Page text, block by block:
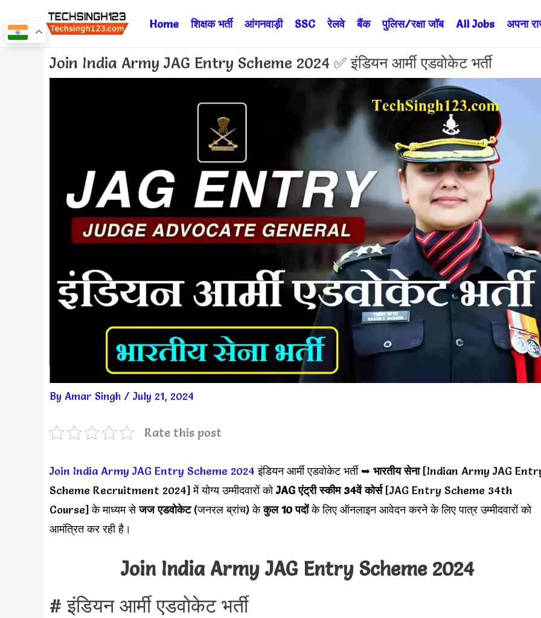
to
Home शिक्षक भर्ती आंगनवाड़ी SSC रेलवे बैंक पुलिस/रक्षा जॉब All Jobs अपना
Join India Army JAG Entry Scheme 2024 ✅ इंडियन आर्मी एडवोकेट भर्ती
By Amar Singh / July 21, 2024
Rate this post
Join India Army JAG Entry Scheme 2024 इंडियन आर्मी एडवोकेट भर्ती ➥ भारतीय सेना[Indian Army JAG
Scheme Recruitment 2024] में योग्य उम्मीदवारों कोJAG एंट्री स्कीम 34वें कोर्स[JAG Entry Scheme 34th
Course] के माध्यम सेजज एडवोकेट(जनरल ब्रांच) केकुल 10 पदोंके लिए ऑनलाइन आवेदन करने के लिए पात्र उम्मीदवारों को
आमंत्रित कर रही है।
Join India Army JAG Entry Scheme 2024
# इंडियन आर्मी एडवोकेट भर्ती
Post
navigation